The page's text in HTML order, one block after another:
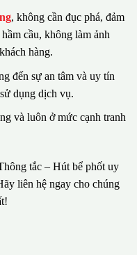
, không cần đục phá, đảm
cầu, không làm ảnh
hàng.
đến sự an tâm và uy tín
dụng dịch vụ.
và luôn ở mức cạnh tranh
tắc – Hút bể phốt uy
liên hệ ngay cho chúng